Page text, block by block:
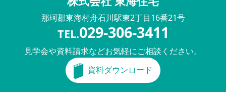
那珂郡東海村舟石川駅東2丁目16番21号
TEL.029-306-3411
見学会や資料請求などお気軽にご相談ください。
資料ダウンロード